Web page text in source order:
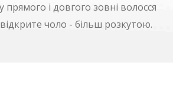
і довгого зовні волосся
чоло - більш розкутою.